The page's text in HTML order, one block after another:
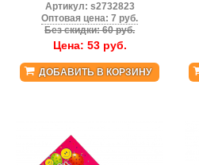
Артикул: s2732823
Оптовая цена: 7 руб.
Без скидки: 60 руб.
Цена: 53руб.
ДОБАВИТЬ В КОРЗИНУ